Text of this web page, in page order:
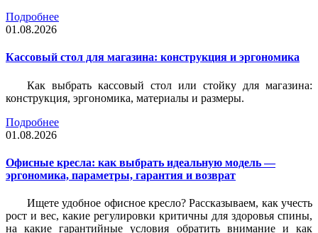
Подробнее
01.08.2026
Кассовый стол для магазина: конструкция и эргономика
Как выбрать кассовый стол или стойку для магазина:
конструкция, эргономика, материалы и размеры.
Подробнее
01.08.2026
Офисные кресла: как выбрать идеальную модель —
эргономика, параметры, гарантия и возврат
Ищете удобное офисное кресло? Рассказываем, как учесть
рост и вес, какие регулировки критичны для здоровья спины,
на какие гарантийные условия обратить внимание и как